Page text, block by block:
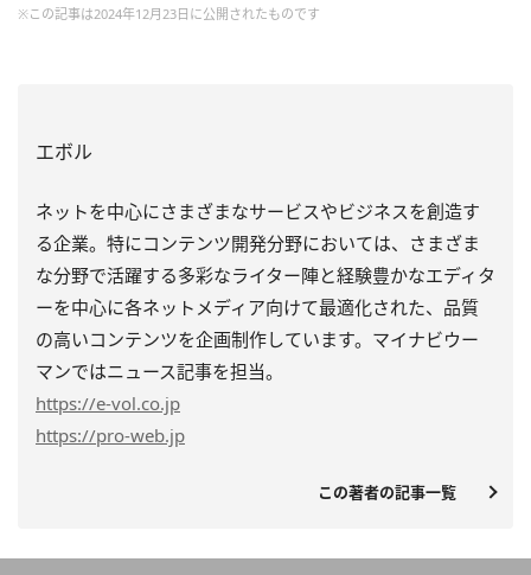
※この記事は2024年12月23日に公開されたものです
エボル
ネットを中心にさまざまなサービスやビジネスを創造す
る企業。特にコンテンツ開発分野においては、さまざま
な分野で活躍する多彩なライター陣と経験豊かなエディタ
ーを中心に各ネットメディア向けて最適化された、品質
の高いコンテンツを企画制作しています。マイナビウー
マンではニュース記事を担当。
https://e-vol.co.jp
https://pro-web.jp
この著者の記事一覧